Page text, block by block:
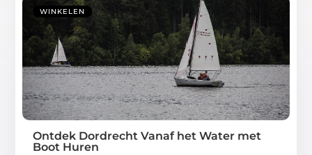
WINKELEN
Ontdek Dordrecht Vanaf het Water met
Boot Huren